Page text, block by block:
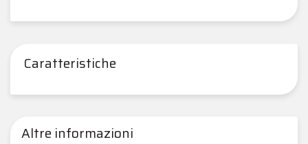
Caratteristiche
Altre informazioni